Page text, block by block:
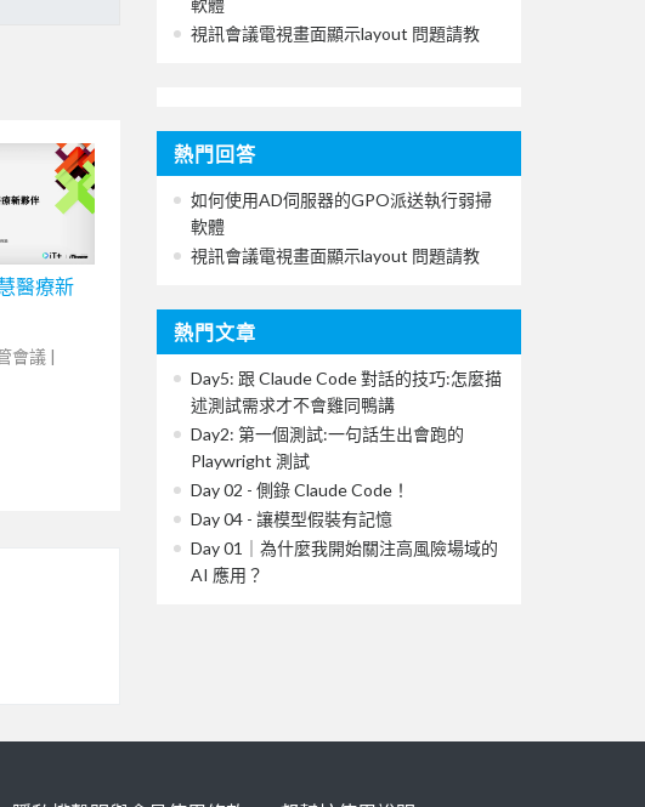
醫療新
會議 |
視訊會議電視畫面顯示layout 問題請教
熱門回答
如何使用AD伺服器的GPO派送執行弱掃
軟體
視訊會議電視畫面顯示layout 問題請教
熱門文章
Day5: 跟 Claude Code 對話的技巧:怎麼描
述測試需求才不會雞同鴨講
Day2: 第一個測試:一句話生出會跑的
Playwright 測試
Day 02 - 側錄 Claude Code！
Day 04 - 讓模型假裝有記憶
Day 01｜為什麼我開始關注高風險場域的
AI 應用？